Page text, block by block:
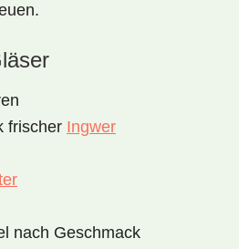
frischer Ingwer
nach Geschmack